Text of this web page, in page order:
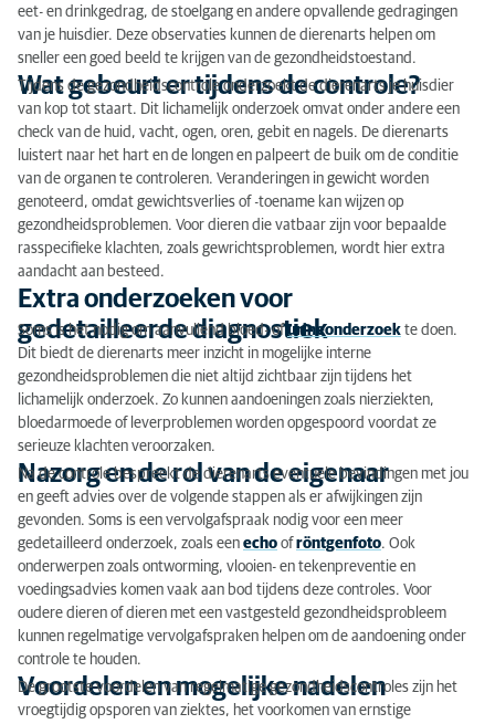
eet- en drinkgedrag, de stoelgang en andere opvallende gedragingen
van je huisdier. Deze observaties kunnen de dierenarts helpen om
sneller een goed beeld te krijgen van de gezondheidstoestand.
Wat gebeurt er tijdens de controle?
Tijdens de gezondheidscontrole onderzoekt de dierenarts je huisdier
van kop tot staart. Dit lichamelijk onderzoek omvat onder andere een
check van de huid, vacht, ogen, oren, gebit en nagels. De dierenarts
luistert naar het hart en de longen en palpeert de buik om de conditie
van de organen te controleren. Veranderingen in gewicht worden
genoteerd, omdat gewichtsverlies of -toename kan wijzen op
gezondheidsproblemen. Voor dieren die vatbaar zijn voor bepaalde
rasspecifieke klachten, zoals gewrichtsproblemen, wordt hier extra
aandacht aan besteed.
Extra onderzoeken voor
gedetailleerde diagnostiek
Soms is het nodig om aanvullend bloed- of urineonderzoek te doen.
Dit biedt de dierenarts meer inzicht in mogelijke interne
gezondheidsproblemen die niet altijd zichtbaar zijn tijdens het
lichamelijk onderzoek. Zo kunnen aandoeningen zoals nierziekten,
bloedarmoede of leverproblemen worden opgespoord voordat ze
serieuze klachten veroorzaken.
Nazorg en de rol van de eigenaar
Na de controle bespreekt de dierenarts eventuele bevindingen met jou
en geeft advies over de volgende stappen als er afwijkingen zijn
gevonden. Soms is een vervolgafspraak nodig voor een meer
gedetailleerd onderzoek, zoals een echo ofröntgenfoto. Ook
onderwerpen zoals ontworming, vlooien- en tekenpreventie en
voedingsadvies komen vaak aan bod tijdens deze controles. Voor
oudere dieren of dieren met een vastgesteld gezondheidsprobleem
kunnen regelmatige vervolgafspraken helpen om de aandoening onder
controle te houden.
Voordelen en mogelijke nadelen
De grootste voordelen van regelmatige gezondheidscontroles zijn het
vroegtijdig opsporen van ziektes, het voorkomen van ernstige